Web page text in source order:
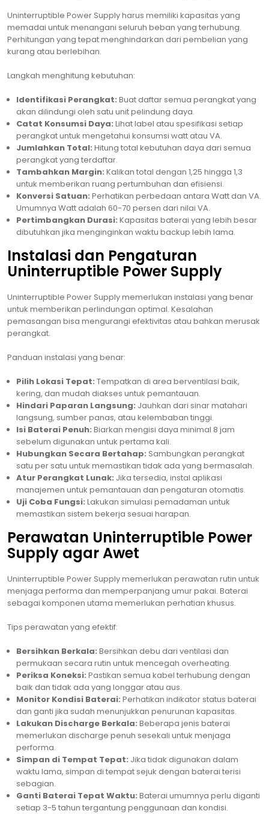
Uninterruptible Power Supply harus memiliki kapasitas yang
memadai untuk menangani seluruh beban yang terhubung.
Perhitungan yang tepat menghindarkan dari pembelian yang
kurang atau berlebihan.
Langkah menghitung kebutuhan:
Identifikasi Perangkat: Buat daftar semua perangkat yang
akan dilindungi oleh satu unit pelindung daya.
Catat Konsumsi Daya: Lihat label atau spesifikasi setiap
perangkat untuk mengetahui konsumsi watt atau VA.
Jumlahkan Total: Hitung total kebutuhan daya dari semua
perangkat yang terdaftar.
Tambahkan Margin: Kalikan total dengan 1,25 hingga 1,3
untuk memberikan ruang pertumbuhan dan efisiensi.
Konversi Satuan: Perhatikan perbedaan antara Watt dan VA.
Umumnya Watt adalah 60-70 persen dari nilai VA.
Pertimbangkan Durasi: Kapasitas baterai yang lebih besar
dibutuhkan jika menginginkan waktu backup lebih lama.
Instalasi dan Pengaturan
Uninterruptible Power Supply
Uninterruptible Power Supply memerlukan instalasi yang benar
untuk memberikan perlindungan optimal. Kesalahan
pemasangan bisa mengurangi efektivitas atau bahkan merusak
perangkat.
Panduan instalasi yang benar:
Pilih Lokasi Tepat: Tempatkan di area berventilasi baik,
kering, dan mudah diakses untuk pemantauan.
Hindari Paparan Langsung: Jauhkan dari sinar matahari
langsung, sumber panas, atau kelembaban tinggi.
Isi Baterai Penuh: Biarkan mengisi daya minimal 8 jam
sebelum digunakan untuk pertama kali.
Hubungkan Secara Bertahap: Sambungkan perangkat
satu per satu untuk memastikan tidak ada yang bermasalah.
Atur Perangkat Lunak: Jika tersedia, instal aplikasi
manajemen untuk pemantauan dan pengaturan otomatis.
Uji Coba Fungsi: Lakukan simulasi pemadaman untuk
memastikan sistem bekerja sesuai harapan.
Perawatan Uninterruptible Power
Supply agar Awet
Uninterruptible Power Supply memerlukan perawatan rutin untuk
menjaga performa dan memperpanjang umur pakai. Baterai
sebagai komponen utama memerlukan perhatian khusus.
Tips perawatan yang efektif:
Bersihkan Berkala: Bersihkan debu dari ventilasi dan
permukaan secara rutin untuk mencegah overheating.
Periksa Koneksi: Pastikan semua kabel terhubung dengan
baik dan tidak ada yang longgar atau aus.
Monitor Kondisi Baterai: Perhatikan indikator status baterai
dan ganti jika sudah menunjukkan penurunan kapasitas.
Lakukan Discharge Berkala: Beberapa jenis baterai
memerlukan discharge penuh sesekali untuk menjaga
performa.
Simpan di Tempat Tepat: Jika tidak digunakan dalam
waktu lama, simpan di tempat sejuk dengan baterai terisi
sebagian.
Ganti Baterai Tepat Waktu: Baterai umumnya perlu diganti
setiap 3-5 tahun tergantung penggunaan dan kondisi.